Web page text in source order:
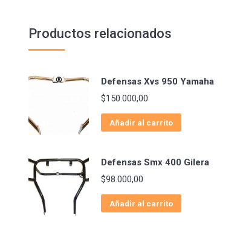
Productos relacionados
Defensas Xvs 950 Yamaha
$150.000,00
Añadir al carrito
Defensas Smx 400 Gilera
$98.000,00
Añadir al carrito